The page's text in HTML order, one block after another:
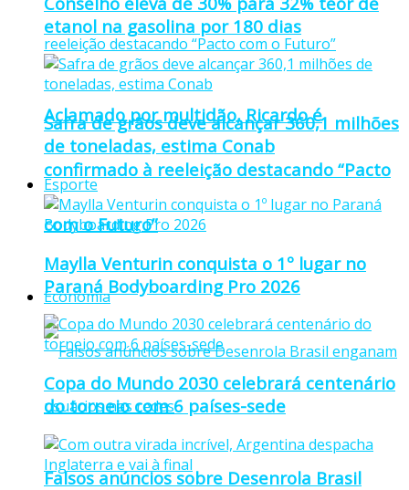
Aclamado por multidão, Ricardo é
confirmado à reeleição destacando “Pacto
com o Futuro”
Economia
Falsos anúncios sobre Desenrola Brasil
etanol na gasolina por 180 dias
Safra de grãos deve alcançar 360,1 milhões
de toneladas, estima Conab
Esporte
Maylla Venturin conquista o 1º lugar no
Paraná Bodyboarding Pro 2026
Copa do Mundo 2030 celebrará centenário
do torneio com 6 países-sede